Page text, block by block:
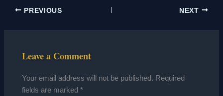
PREVIOUS NEXT
Leave a Comment
Your email address will not be published. Required
fields are marked*